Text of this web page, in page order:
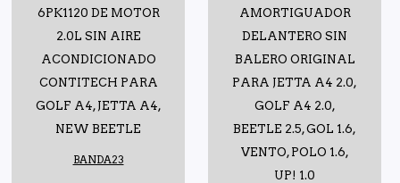
6PK1120 DE MOTOR
2.0L SIN AIRE
ACONDICIONADO
CONTITECH PARA
GOLF A4, JETTA A4,
NEW BEETLE
BANDA23
AMORTIGUADOR
DELANTERO SIN
BALERO ORIGINAL
PARA JETTA A4 2.0,
GOLF A4 2.0,
BEETLE 2.5, GOL 1.6,
VENTO, POLO 1.6,
UP! 1.0